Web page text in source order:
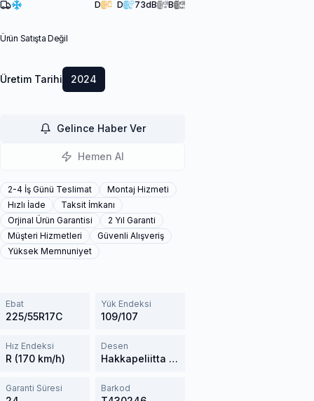
D D 73dB B
Ürün Satışta Değil
Üretim Tarihi 2024
Gelince Haber Ver
Hemen Al
2-4 İş Günü Teslimat
Montaj Hizmeti
Hızlı İade
Taksit İmkanı
Orjinal Ürün Garantisi
2 Yıl Garanti
Müşteri Hizmetleri
Güvenli Alışveriş
Yüksek Memnuniyet
Ebat
225/55R17C
Yük Endeksi
109/107
Hız Endeksi
R (170 km/h)
Desen
Hakkapeliitta CR3
Garanti Süresi Barkod